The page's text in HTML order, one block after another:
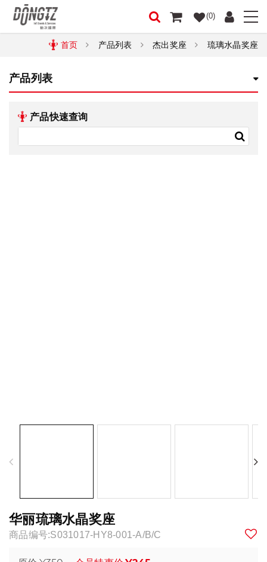
(0)
首页 产品列表 杰出奖座 琉璃水晶奖座
产品列表
产品快速查询
华丽琉璃水晶奖座
商品编号:S031017-HY8-001-A/B/C